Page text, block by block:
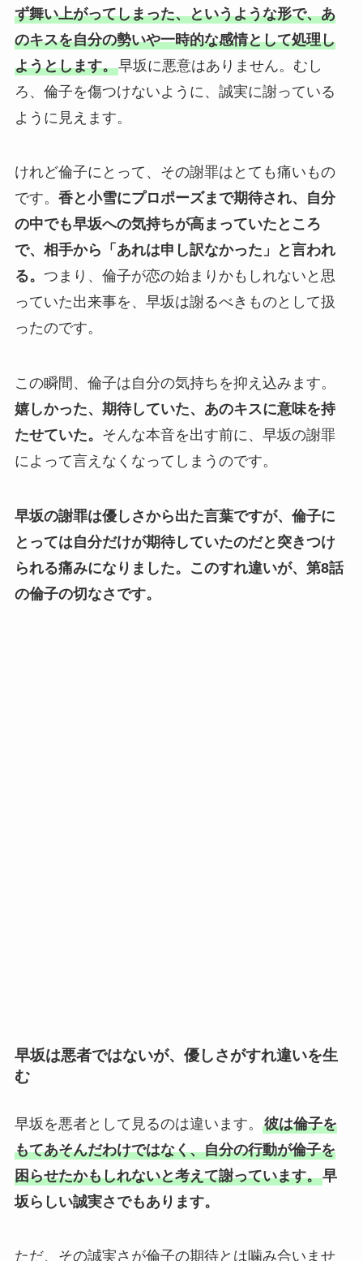
ず舞い上がってしまった、というような形で、あ
のキスを自分の勢いや一時的な感情として処理し
ようとします。早坂に悪意はありません。むし
ろ、倫子を傷つけないように、誠実に謝っている
ように見えます。
けれど倫子にとって、その謝罪はとても痛いもの
です。 香と小雪にプロポーズまで期待され、自分
の中でも早坂への気持ちが高まっていたところ
で、相手から「あれは申し訳なかった」と言われ
る。 つまり、倫子が恋の始まりかもしれないと思
っていた出来事を、早坂は謝るべきものとして扱
ったのです。
この瞬間、倫子は自分の気持ちを抑え込みます。
嬉しかった、期待していた、あのキスに意味を持
たせていた。 そんな本音を出す前に、早坂の謝罪
によって言えなくなってしまうのです。
早坂の謝罪は優しさから出た言葉ですが、倫子に
とっては自分だけが期待していたのだと突きつけ
られる痛みになりました。
このすれ違いが、第8話
の倫子の切なさです。
早坂は悪者ではないが、優しさがすれ違いを生
む
早坂を悪者として見るのは違います。 彼は倫子を
もてあそんだわけではなく、自分の行動が倫子を
困らせたかもしれないと考えて謝っています。早
坂らしい誠実さでもあります。
ただ、その誠実さが倫子の期待とは噛み合いませ